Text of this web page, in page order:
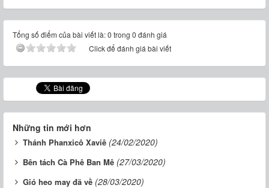
Tổng số điểm của bài viết là: 0 trong 0 đánh giá
Click để đánh giá bài viết
Những tin mới hơn
Thánh Phanxicô Xaviê (24/02/2020)
Bên tách Cà Phê Ban Mê (27/03/2020)
Gió heo may đã về (28/03/2020)